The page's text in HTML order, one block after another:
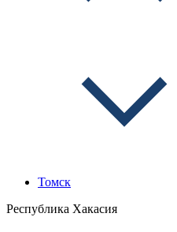
Томск
Республика Хакасия